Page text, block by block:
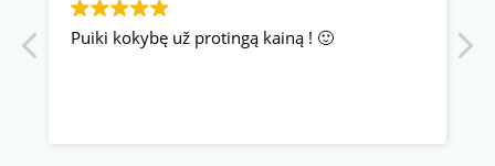
Puiki kokybę už protingą kainą ! 🙂